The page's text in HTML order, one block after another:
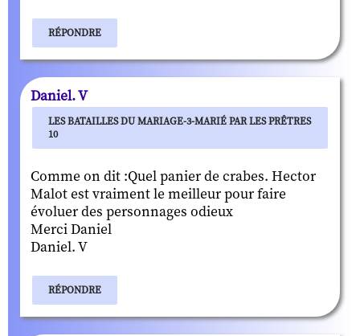
RÉPONDRE
Daniel. V
LES BATAILLES DU MARIAGE-3-MARIÉ PAR LES PRÊTRES
10
Comme on dit :Quel panier de crabes. Hector
Malot est vraiment le meilleur pour faire
évoluer des personnages odieux
Merci Daniel
Daniel. V
RÉPONDRE